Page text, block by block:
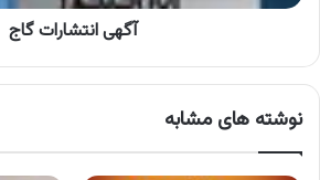
آگهی انتشارات گاج
نوشته های مشابه